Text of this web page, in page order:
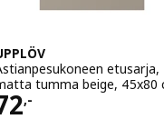
etusarja,
tumma beige, 45x80
,- 72,-